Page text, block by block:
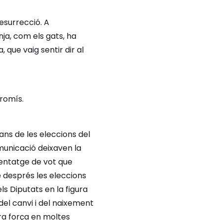
A
com els gats, ha
que vaig sentir dir al
de les eleccions del
deixaven la
de vot que
les eleccions
Diputats en la figura
canvi i del naixement
força en moltes